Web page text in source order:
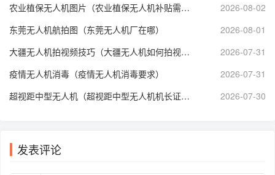
农业植保无人机图片（农业植保无人机补贴需要什么手续）
2026-08-02
东莞无人机航拍图（东莞无人机厂在哪）
2026-08-01
大疆无人机拍视频技巧（大疆无人机如何拍视频）
2026-07-31
疫情无人机消毒（疫情无人机消毒要求）
2026-07-31
超视距中型无人机（超视距中型无人机机长证执照长什么样）
2026-07-30
发表评论